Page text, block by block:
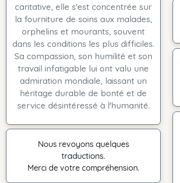
caritative, elle s'est concentrée sur
la fourniture de soins aux malades,
orphelins et mourants, souvent
dans les conditions les plus difficiles.
Sa compassion, son humilité et son
travail infatigable lui ont valu une
admiration mondiale, laissant un
héritage durable de bonté et de
service désintéressé à l'humanité.
Nous revoyons quelques
traductions.
Merci de votre compréhension.